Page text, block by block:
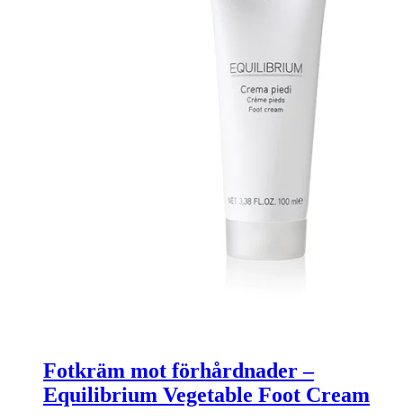
Fotkräm mot förhårdnader –
Equilibrium Vegetable Foot Cream